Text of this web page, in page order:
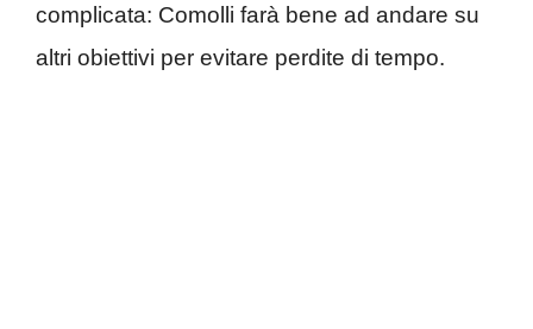
complicata: Comolli farà bene ad andare su
altri obiettivi per evitare perdite di tempo.